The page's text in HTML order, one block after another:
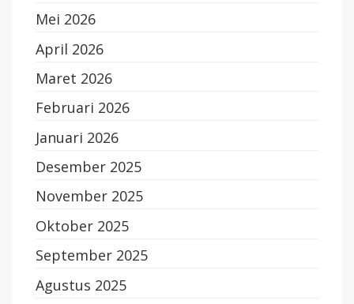
Mei 2026
April 2026
Maret 2026
Februari 2026
Januari 2026
Desember 2025
November 2025
Oktober 2025
September 2025
Agustus 2025